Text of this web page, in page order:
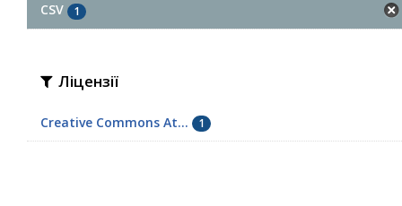
CSV 1
Ліцензії
Creative Commons At... 1